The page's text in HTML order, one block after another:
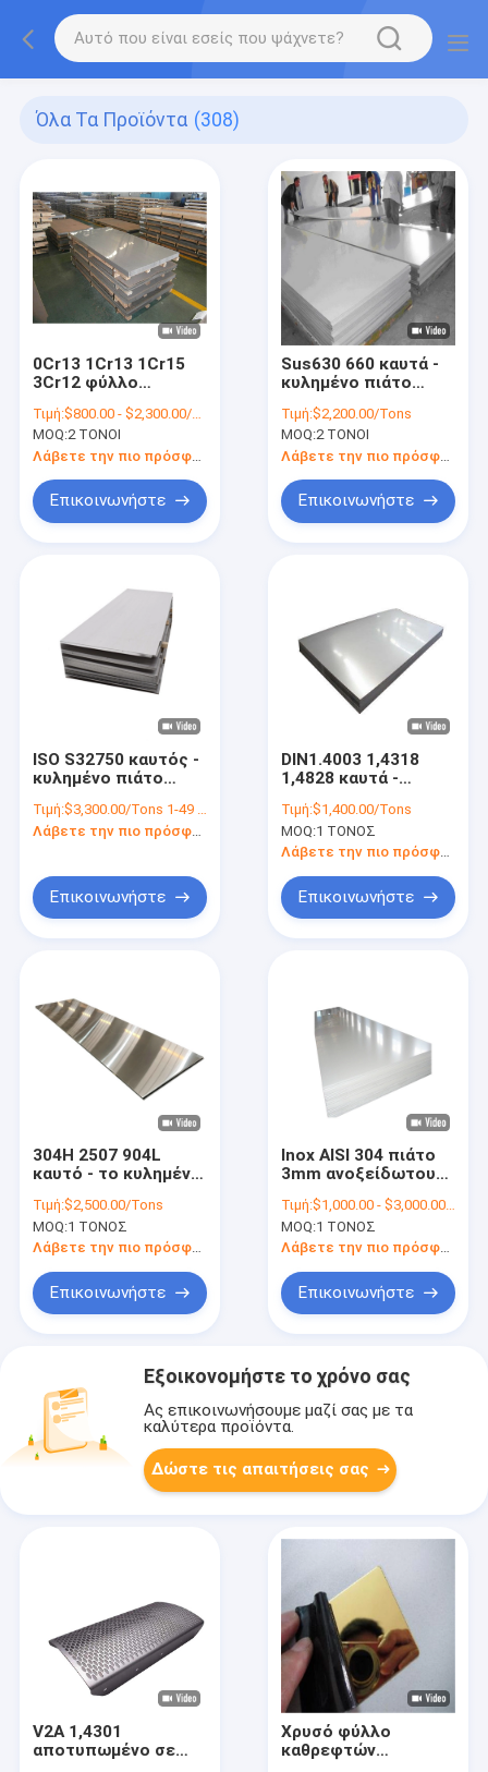
Όλα Τα Προϊόντα (308)
0Cr13 1Cr13 1Cr15
3Cr12 φύλλο
σειρών για την
κατασκευή
Τιμή:$800.00 - $2,300.00/Tons
MOQ:2 ΤΟΝΟΙ
Λάβετε την πιο πρόσφατη τιμή
Επικοινωνήστε
Sus630 660 καυτά -
κυλημένο πιάτο
EN 12m μήκος ΜΒ
DIN
Τιμή:$2,200.00/Tons
MOQ:2 ΤΟΝΟΙ
Επικοινωνήστε
ISO S32750 καυτός -
κυλημένο πιάτο
Tisco ανοξείδωτου
Τιμή:$3,300.00/Tons 1-49 Tons
Λάβετε την πιο πρόσφατη τιμή
Επικοινωνήστε
DIN1.4003 1,4318
1,4828 καυτά -
ανοξείδωτου που
γαλβανίζεται
Τιμή:$1,400.00/Tons
MOQ:1 ΤΟΝΟΣ
Επικοινωνήστε
304H 2507 904L
καυτό - το κυλημένο
ανοξείδωτου
τελειώνει το μήκος
1m6m
Τιμή:$2,500.00/Tons
MOQ:1 ΤΟΝΟΣ
Λάβετε την πιο πρόσφατη τιμή
Επικοινωνήστε
Inox AISI 304 πιάτο
3mm ανοξείδωτου
του BV IQI
Τιμή:$1,000.00 - $3,000.00/Tons
MOQ:1 ΤΟΝΟΣ
Λάβετε την πιο πρόσφατη τιμή
Επικοινωνήστε
Εξοικονομήστε το χρόνο σας
Ας επικοινωνήσουμε μαζί σας με τα
καλύτερα προϊόντα.
Δώστε τις απαιτήσεις σας
V2A 1,4301
αποτυπωμένο σε
Χρυσό φύλλο
καθρεφτών